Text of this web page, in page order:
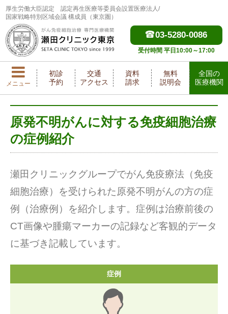
厚生労働大臣認定
認定再生医療等委員会設置医療法人/
国家戦略特別区域会議 構成員（東京圏）
03-5280-0086
受付時間 平日10:00～17:00
メニュー
初診
予約
交通
アクセス
資料
請求
無料
説明会
全国の
医療機関
原発不明がんに対する免疫細胞治療
の症例紹介
瀬田クリニックグループでがん免疫療法（免疫
細胞治療）を受けられた原発不明がんの方の症
例（治療例）を紹介します。症例は治療前後の
CT画像や腫瘍マーカーの記録など客観的データ
に基づき記載しています。
症例